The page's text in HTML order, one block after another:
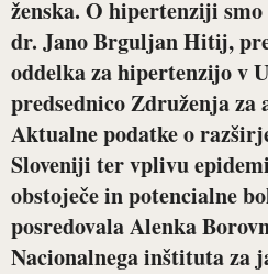
ženska. O hipertenziji
dr. Jano Brguljan Hitij,
oddelka za hipertenzijo v
predsednico Združenja
Aktualne podatke o
Sloveniji ter vplivu
obstoječe in potencialne
posredovalaAlenka
Nacionalnega inštituta za